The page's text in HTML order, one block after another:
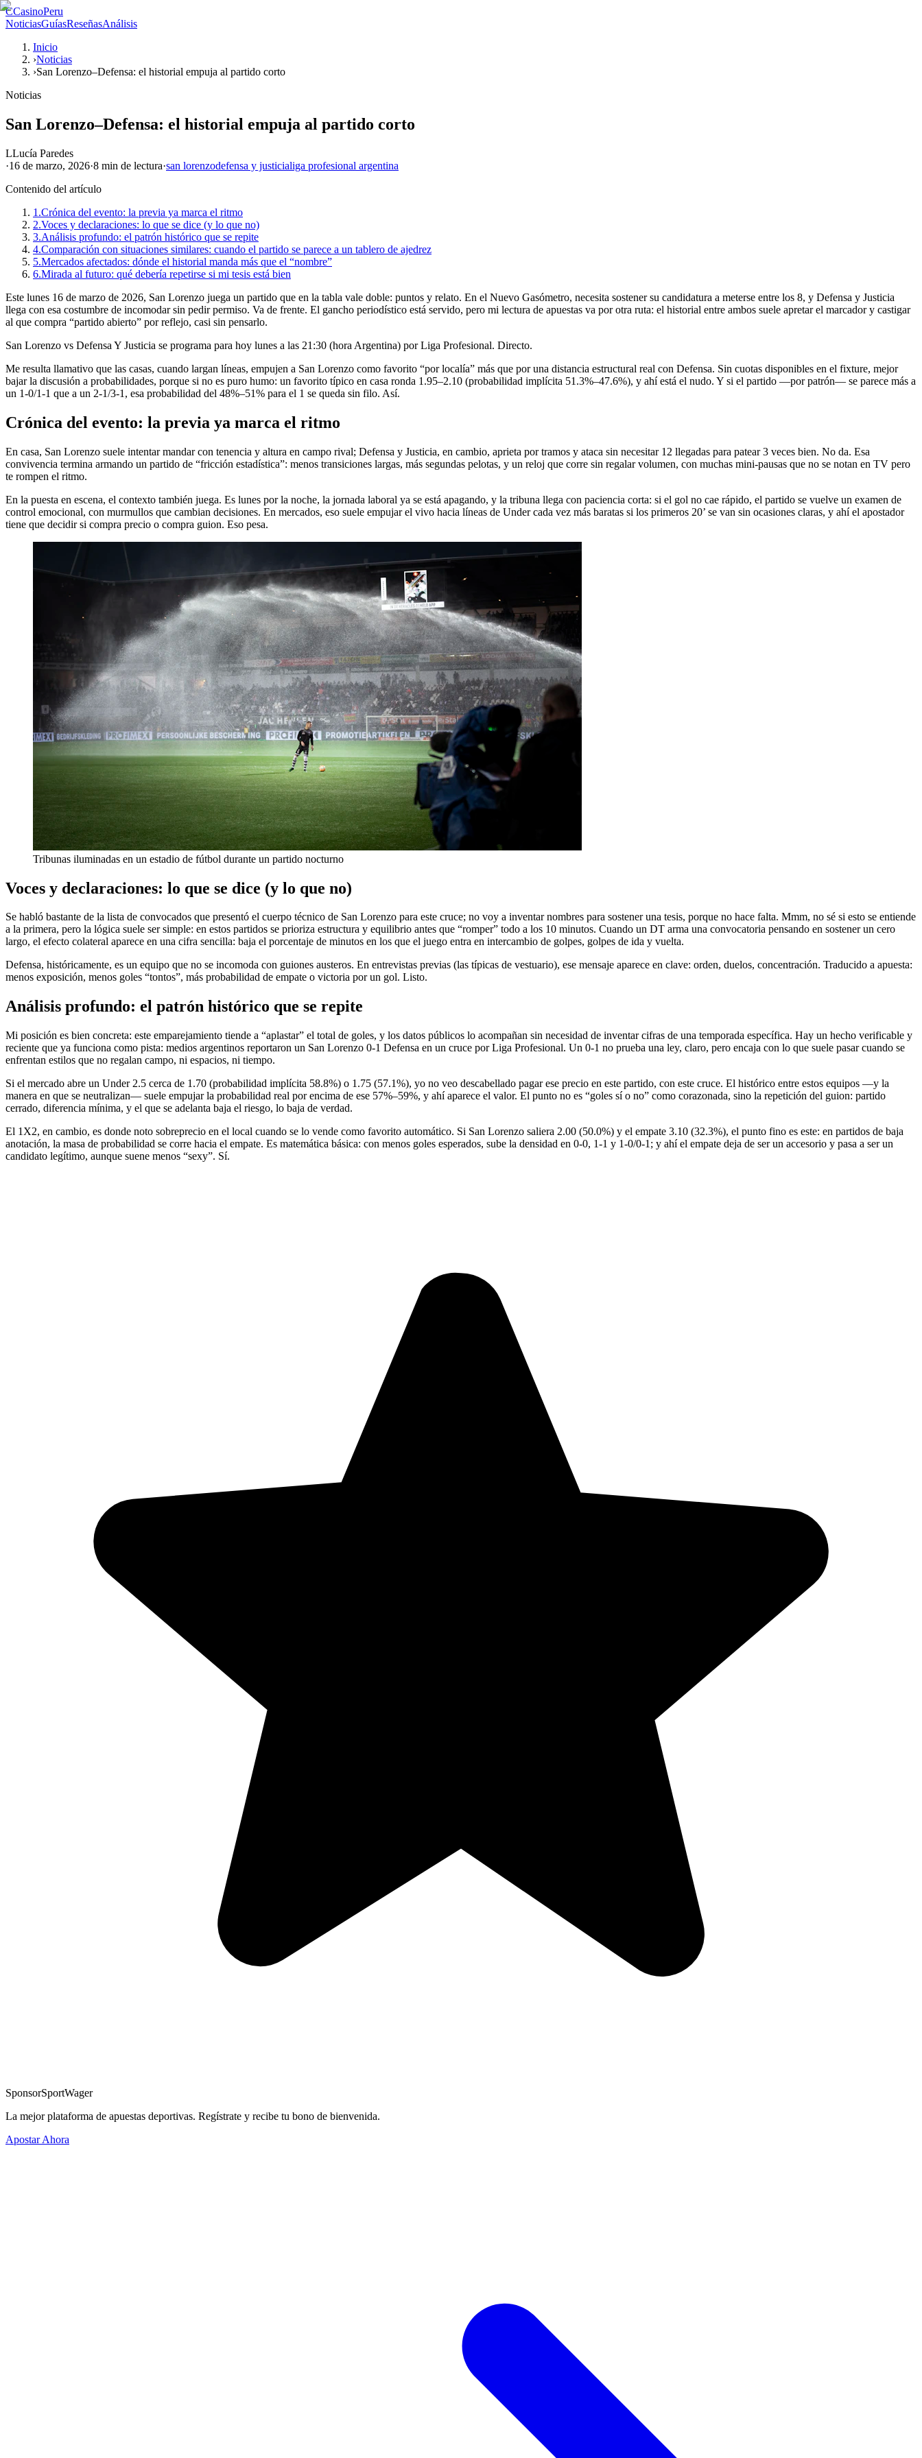
CCasinoPeru
NoticiasGuíasReseñasAnálisis
Inicio
›Noticias
›San Lorenzo–Defensa: el historial empuja al partido corto
Noticias
San Lorenzo–Defensa: el historial empuja al partido corto
LLucía Paredes
·16 de marzo, 2026·8 min de lectura·san lorenzodefensa y justicialiga profesional argentina
Contenido del artículo
1.Crónica del evento: la previa ya marca el ritmo
2.Voces y declaraciones: lo que se dice (y lo que no)
3.Análisis profundo: el patrón histórico que se repite
4.Comparación con situaciones similares: cuando el partido se parece a un tablero de ajedrez
5.Mercados afectados: dónde el historial manda más que el “nombre”
6.Mirada al futuro: qué debería repetirse si mi tesis está bien
Este lunes 16 de marzo de 2026, San Lorenzo juega un partido que en la tabla vale doble: puntos y relato. En el Nuevo Gasómetro, necesita sostener su candidatura a meterse entre los 8, y Defensa y Justicia
llega con esa costumbre de incomodar sin pedir permiso. Va de frente. El gancho periodístico está servido, pero mi lectura de apuestas va por otra ruta: el historial entre ambos suele apretar el marcador y castigar
al que compra “partido abierto” por reflejo, casi sin pensarlo.
San Lorenzo vs Defensa Y Justicia se programa para hoy lunes a las 21:30 (hora Argentina) por Liga Profesional. Directo.
Me resulta llamativo que las casas, cuando largan líneas, empujen a San Lorenzo como favorito “por localía” más que por una distancia estructural real con Defensa. Sin cuotas disponibles en el fixture, mejor
bajar la discusión a probabilidades, porque si no es puro humo: un favorito típico en casa ronda 1.95–2.10 (probabilidad implícita 51.3%–47.6%), y ahí está el nudo. Y si el partido —por patrón— se parece más a
un 1-0/1-1 que a un 2-1/3-1, esa probabilidad del 48%–51% para el 1 se queda sin filo. Así.
Crónica del evento: la previa ya marca el ritmo
En casa, San Lorenzo suele intentar mandar con tenencia y altura en campo rival; Defensa y Justicia, en cambio, aprieta por tramos y ataca sin necesitar 12 llegadas para patear 3 veces bien. No da. Esa
convivencia termina armando un partido de “fricción estadística”: menos transiciones largas, más segundas pelotas, y un reloj que corre sin regalar volumen, con muchas mini-pausas que no se notan en TV pero
te rompen el ritmo.
En la puesta en escena, el contexto también juega. Es lunes por la noche, la jornada laboral ya se está apagando, y la tribuna llega con paciencia corta: si el gol no cae rápido, el partido se vuelve un examen de
control emocional, con murmullos que cambian decisiones. En mercados, eso suele empujar el vivo hacia líneas de Under cada vez más baratas si los primeros 20’ se van sin ocasiones claras, y ahí el apostador
tiene que decidir si compra precio o compra guion. Eso pesa.
Tribunas iluminadas en un estadio de fútbol durante un partido nocturno
Voces y declaraciones: lo que se dice (y lo que no)
Se habló bastante de la lista de convocados que presentó el cuerpo técnico de San Lorenzo para este cruce; no voy a inventar nombres para sostener una tesis, porque no hace falta. Mmm, no sé si esto se entiende
a la primera, pero la lógica suele ser simple: en estos partidos se prioriza estructura y equilibrio antes que “romper” todo a los 10 minutos. Cuando un DT arma una convocatoria pensando en sostener un cero
largo, el efecto colateral aparece en una cifra sencilla: baja el porcentaje de minutos en los que el juego entra en intercambio de golpes, golpes de ida y vuelta.
Defensa, históricamente, es un equipo que no se incomoda con guiones austeros. En entrevistas previas (las típicas de vestuario), ese mensaje aparece en clave: orden, duelos, concentración. Traducido a apuesta:
menos exposición, menos goles “tontos”, más probabilidad de empate o victoria por un gol. Listo.
Análisis profundo: el patrón histórico que se repite
Mi posición es bien concreta: este emparejamiento tiende a “aplastar” el total de goles, y los datos públicos lo acompañan sin necesidad de inventar cifras de una temporada específica. Hay un hecho verificable y
reciente que ya funciona como pista: medios argentinos reportaron un San Lorenzo 0-1 Defensa en un cruce por Liga Profesional. Un 0-1 no prueba una ley, claro, pero encaja con lo que suele pasar cuando se
enfrentan estilos que no regalan campo, ni espacios, ni tiempo.
Si el mercado abre un Under 2.5 cerca de 1.70 (probabilidad implícita 58.8%) o 1.75 (57.1%), yo no veo descabellado pagar ese precio en este partido, con este cruce. El histórico entre estos equipos —y la
manera en que se neutralizan— suele empujar la probabilidad real por encima de ese 57%–59%, y ahí aparece el valor. El punto no es “goles sí o no” como corazonada, sino la repetición del guion: partido
cerrado, diferencia mínima, y el que se adelanta baja el riesgo, lo baja de verdad.
El 1X2, en cambio, es donde noto sobreprecio en el local cuando se lo vende como favorito automático. Si San Lorenzo saliera 2.00 (50.0%) y el empate 3.10 (32.3%), el punto fino es este: en partidos de baja
anotación, la masa de probabilidad se corre hacia el empate. Es matemática básica: con menos goles esperados, sube la densidad en 0-0, 1-1 y 1-0/0-1; y ahí el empate deja de ser un accesorio y pasa a ser un
candidato legítimo, aunque suene menos “sexy”. Sí.
SponsorSportWager
La mejor plataforma de apuestas deportivas. Regístrate y recibe tu bono de bienvenida.
Apostar Ahora